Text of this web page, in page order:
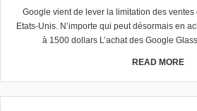
Google vient de lever la limitation des
Etats-Unis. N’importe qui peut désormais en
à 1500 dollars L’achat des Google
READ MORE